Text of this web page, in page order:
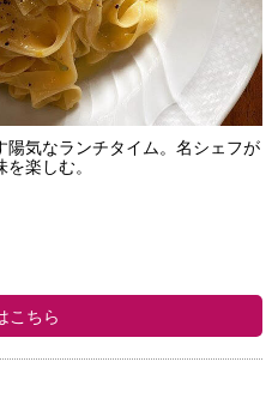
気なランチタイム。名シェフが
楽しむ。
こちら